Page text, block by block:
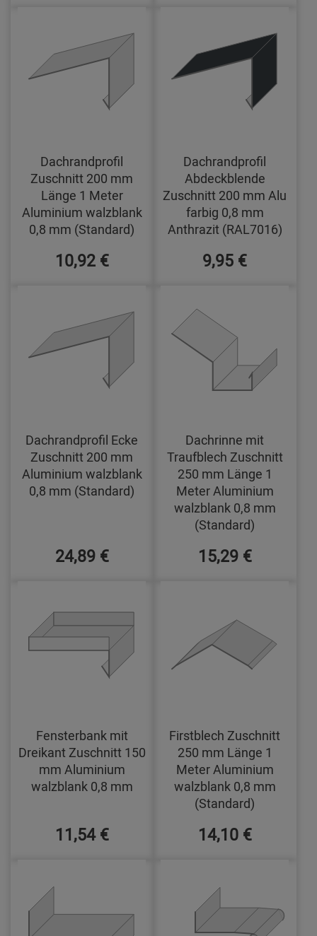
Dachrandprofil
Zuschnitt 200 mm
Länge 1 Meter
Aluminium walzblank
0,8 mm (Standard)
10,92 €
Dachrandprofil
Abdeckblende
Zuschnitt 200 mm Alu
farbig 0,8 mm
Anthrazit (RAL7016)
9,95 €
Dachrandprofil Ecke
Zuschnitt 200 mm
Aluminium walzblank
0,8 mm (Standard)
24,89 €
Dachrinne mit
Traufblech Zuschnitt
250 mm Länge 1
Meter Aluminium
walzblank 0,8 mm
(Standard)
15,29 €
Fensterbank mit
Dreikant Zuschnitt 150
mm Aluminium
walzblank 0,8 mm
11,54 €
Firstblech Zuschnitt
250 mm Länge 1
Meter Aluminium
walzblank 0,8 mm
(Standard)
14,10 €